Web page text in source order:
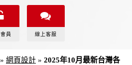
員 線上客服
» 網頁設計 » 2025年10月最新台灣各